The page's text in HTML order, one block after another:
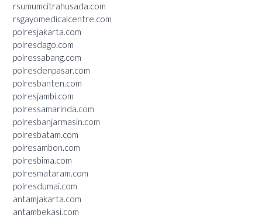
rsumumcitrahusada.com
rsgayomedicalcentre.com
polresjakarta.com
polresdago.com
polressabang.com
polresdenpasar.com
polresbanten.com
polresjambi.com
polressamarinda.com
polresbanjarmasin.com
polresbatam.com
polresambon.com
polresbima.com
polresmataram.com
polresdumai.com
antamjakarta.com
antambekasi.com